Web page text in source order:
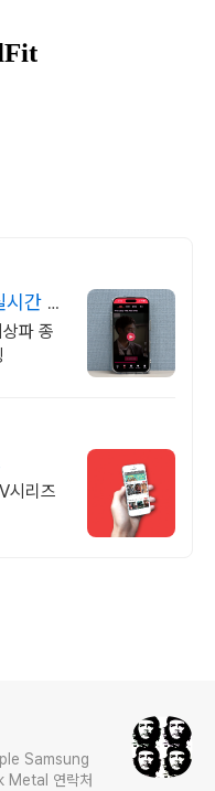
간 보
파 종
시리즈
Samsung
연락처